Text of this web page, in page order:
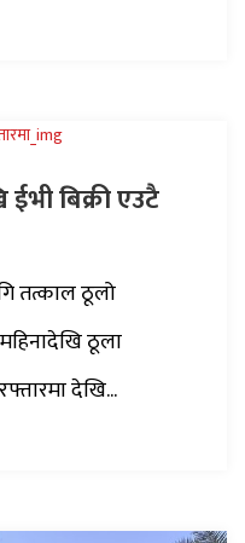
ईभी बिक्री एउटै
तत्काल ठूलो
ठूला
देखि...